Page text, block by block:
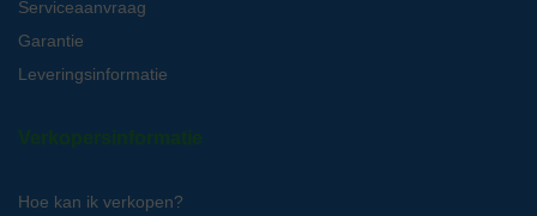
Serviceaanvraag
Garantie
Leveringsinformatie
Verkopersinformatie
Hoe kan ik verkopen?